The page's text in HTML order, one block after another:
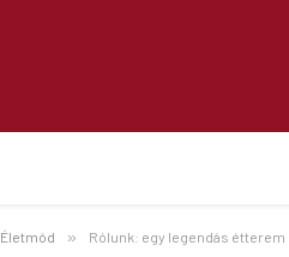
Életmód » Rólunk: egy legendás